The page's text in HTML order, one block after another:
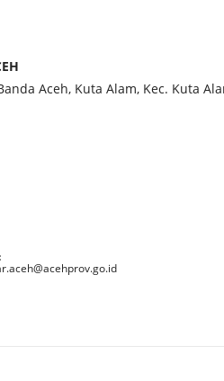
Aceh, Kuta Alam, Kec. Kuta